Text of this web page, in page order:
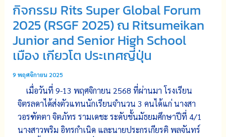
กิจกรรม Rits Super Global Forum
2025 (RSGF 2025) ณ Ritsumeikan
Junior and Senior High School
เมือง เกียวโต ประเทศญี่ปุ่น
9 พฤศจิกายน 2025
เมื่อวันที่ 9-13 พฤศจิกายน 2568 ที่ผ่านมา โรงเรียน
จิตรลดาได้ส่งตัวแทนนักเรียนจำนวน 3 คนได้แก่ นางสา
วอรฑัตตา จิตภัทร รามเดชะ ระดับชั้นมัธยมศึกษาปีที่ 4/1
นางสาวพริม อิทรกำเนิด และนายประกรเกียรติ พลจันทร์